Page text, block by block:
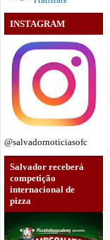
INSTAGRAM
@salvadornoticiasofc
Salvador receberá
competição
internacional de
pizza